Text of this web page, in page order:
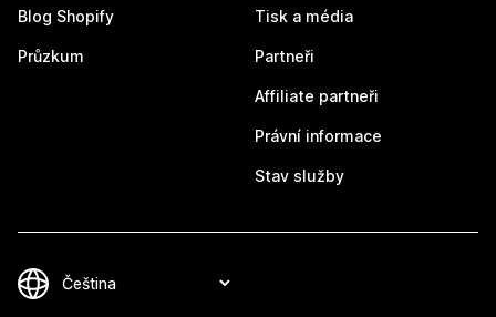
Blog Shopify
Průzkum
Tisk a média
Partneři
Affiliate partneři
Právní informace
Stav služby